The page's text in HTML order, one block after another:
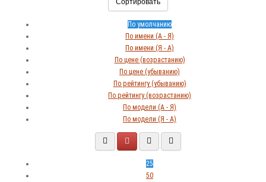
Сортировать
По умолчанию
По имени (A - Я)
По имени (Я - A)
По цене (возрастанию)
По цене (убыванию)
По рейтингу (убыванию)
По рейтингу (возрастанию)
По модели (A - Я)
По модели (Я - A)
25
50